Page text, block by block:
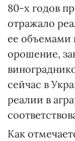
80-х годов
отражало
ее объемами
орошение,
сейчас в
реалии в
Как